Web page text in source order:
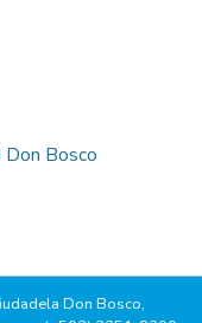
Don Bosco
Don Bosco,